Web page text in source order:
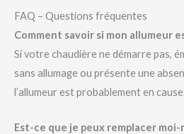
FAQ – Questions fréquentes
Comment savoir si mon allumeur
Si votre chaudière ne démarre pas,
sans allumage ou présente une
l’allumeur est probablement en
Est-ce que je peux remplacer moi-